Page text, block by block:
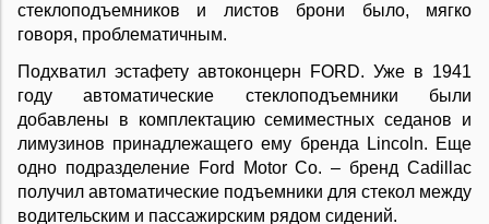
стеклоподъемников и листов брони было, мягко
говоря, проблематичным.
Подхватил эстафету автоконцерн FORD. Уже в 1941
году автоматические стеклоподъемники были
добавлены в комплектацию семиместных седанов и
лимузинов принадлежащего ему бренда Lincoln. Еще
одно подразделение Ford Motor Co. – бренд Cadillac
получил автоматические подъемники для стекол между
водительским и пассажирским рядом сидений.